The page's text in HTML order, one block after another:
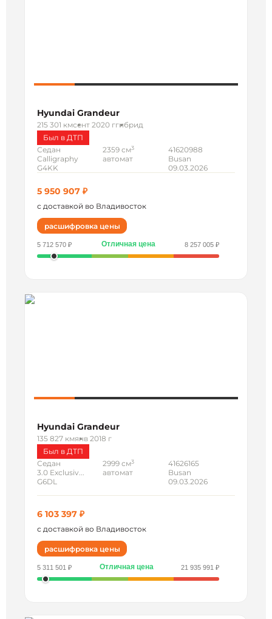
Hyundai Grandeur
215 301 кмсент 2020 ггибрид
Был в ДТП
Седан
Calligraphy
G4KK
2359 см3
автомат
41620988
Busan
09.03.2026
5 950 907 ₽
с доставкой во Владивосток
расшифровка цены
5 712 570 ₽ Отличная цена 8 257 005 ₽
Hyundai Grandeur
135 827 кмянв 2018 г
Был в ДТП
Седан
3.0 Exclusiv...
G6DL
2999 см3
автомат
41626165
Busan
09.03.2026
6 103 397 ₽
с доставкой во Владивосток
расшифровка цены
5 311 501 ₽ Отличная цена 21 935 991 ₽